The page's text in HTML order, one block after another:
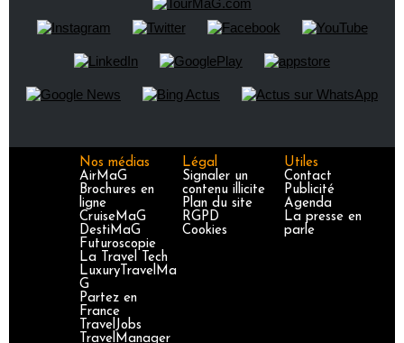
Nos médias
AirMaG
Brochures en
ligne
CruiseMaG
DestiMaG
Futuroscopie
La Travel Tech
LuxuryTravelMa
G
Partez en
France
TravelJobs
TravelManager
Légal
Signaler un
contenu illicite
Plan du site
RGPD
Cookies
Utiles
Contact
Publicité
Agenda
La presse en
parle